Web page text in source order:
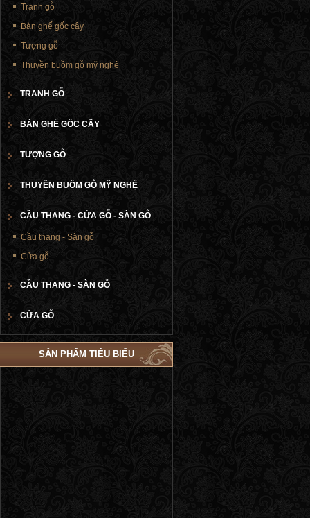
Tranh gỗ
Bàn ghế gốc cây
Tượng gỗ
Thuyền buồm gỗ mỹ nghệ
TRANH GỖ
BÀN GHẾ GỐC CÂY
TƯỢNG GỖ
THUYỀN BUỒM GỖ MỸ NGHỆ
CẦU THANG - CỬA GỖ - SÀN GỖ
Cầu thang - Sàn gỗ
Cửa gỗ
CẦU THANG - SÀN GỖ
CỬA GỖ
SẢN PHẨM TIÊU BIỂU